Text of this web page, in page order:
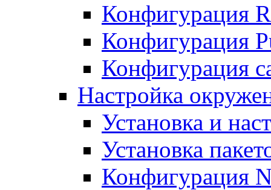
Конфигурация
Конфигурация
Конфигурация
Настройка
Установка и
Установка
Конфигурация